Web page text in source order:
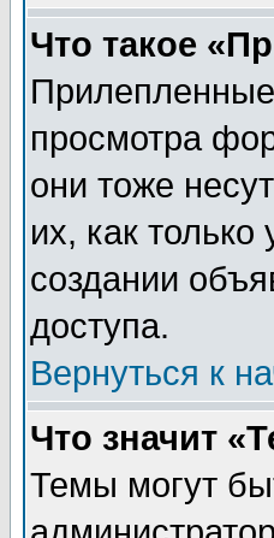
Что такое
просмотра
они тоже
их, как
создании
доступа.
Вернуться к
Что значит
Темы могут